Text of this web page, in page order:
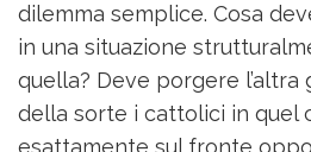
dilemma semplice. Cosa
in una situazione
quella? Deve porgere l’altra
della sorte i cattolici in quel